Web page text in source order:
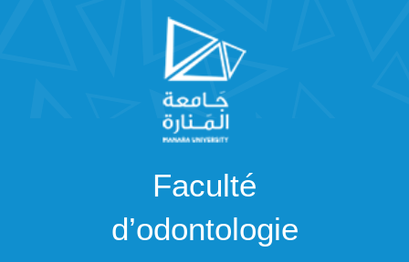
Faculté
d’odontologie